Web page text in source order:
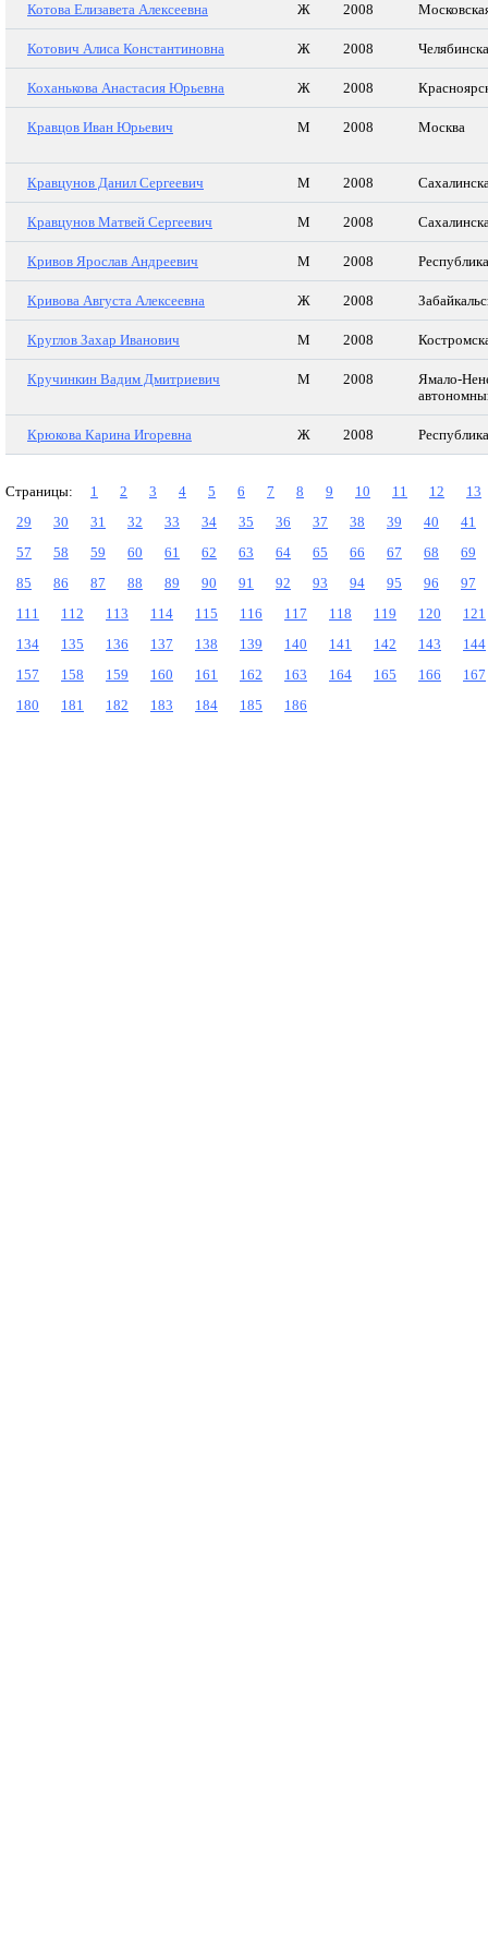
Котова Елизавета Алексеевна Ж 2008
Котович Алиса Константиновна Ж 2008
Коханькова Анастасия Юрьевна Ж 2008
Кравцов Иван Юрьевич М 2008 Москва
Кравцунов Данил Сергеевич М 2008
Кравцунов Матвей Сергеевич М 2008
Кривов Ярослав Андреевич М 2008
Кривова Августа Алексеевна Ж 2008
Круглов Захар Иванович М 2008
Кручинкин Вадим Дмитриевич М 2008
Ямало-
Крюкова Карина Игоревна Ж 2008
Страницы: 1 2 3 4 5 6 7 8 9 10 11 12
13
29
30 31 32 33 34 35 36 37 38 39 40
41
57
58 59 60 61 62 63 64 65 66 67 68
69
85
86 87 88 89 90 91 92 93 94 95 96
97
111
112 113 114 115 116 117 118 119 120
121
134
135 136 137 138 139 140 141 142 143
144
157
158 159 160 161 162 163 164 165 166
167
180
181 182 183 184 185 186